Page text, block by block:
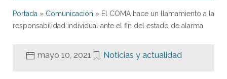
Portada » Comunicación » El COMA hace un llamamiento a la
responsabilidad individual ante el fin del estado de alarma
mayo 10, 2021 Noticias y actualidad